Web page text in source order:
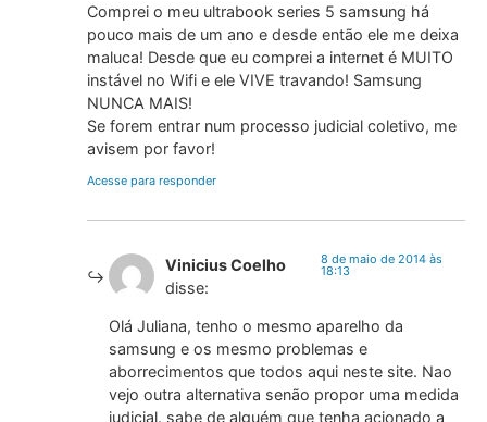
Comprei o meu ultrabook series 5 samsung há
pouco mais de um ano e desde então ele me deixa
maluca! Desde que eu comprei a internet é MUITO
instável no Wifi e ele VIVE travando! Samsung
NUNCA MAIS!
Se forem entrar num processo judicial coletivo, me
avisem por favor!
Acesse para responder
Vinicius Coelho
disse:
8 de maio de 2014 às
18:13
Olá Juliana, tenho o mesmo aparelho da
samsung e os mesmo problemas e
aborrecimentos que todos aqui neste site. Nao
vejo outra alternativa senão propor uma medida
judicial. sabe de alguém que tenha acionado a